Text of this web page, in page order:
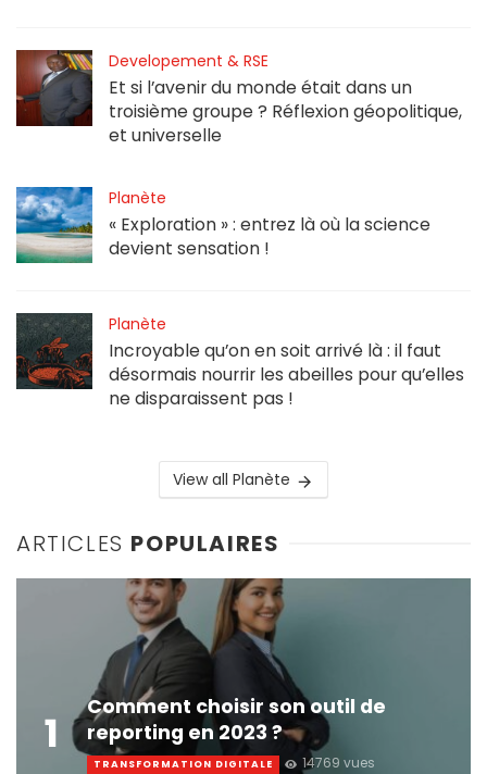
Developement & RSE
Et si l’avenir du monde était dans un
troisième groupe ? Réflexion géopolitique,
et universelle
Planète
« Exploration » : entrez là où la science
devient sensation !
Planète
Incroyable qu’on en soit arrivé là : il faut
désormais nourrir les abeilles pour qu’elles
ne disparaissent pas !
View all Planète
ARTICLES POPULAIRES
1
Comment choisir son outil de
reporting en 2023 ?
TRANSFORMATION DIGITALE 14769 vues